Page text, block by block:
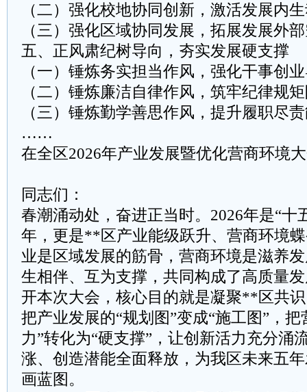
（二）强化校地协同创新，激活发展内
（三）强化区域协同发展，拓展发展外
五、正风肃纪树导向，夯实发展硬支撑
（一）锤炼务实担当作风，强化干事创
（二）锤炼廉洁自律作风，筑牢纪律规
（三）锤炼勤学善思作风，提升履职尽
……
在全区2026年产业发展暨优化营商环境
同志们：
春潮涌动处，奋进正当时。2026年是“十
年，更是**区产业能级跃升、营商环境
业是区域发展的筋骨，营商环境是滋养
生相伴、互为支撑，共同构成了高质量
开本次大会，核心目的就是凝聚**区共
把产业发展的“规划图”变成“施工图”，
力”转化为“硬支撑”，让创新活力充分涌
涨、创造潜能全面释放，为我区未来五
画蓝图。